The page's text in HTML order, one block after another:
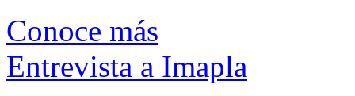
Conoce más
Entrevista a Imapla